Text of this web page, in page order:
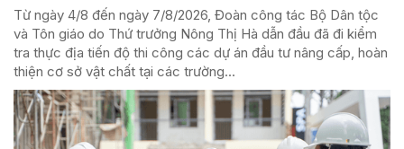
Từ ngày 4/8 đến ngày 7/8/2026, Đoàn công tác Bộ Dân tộc
và Tôn giáo do Thứ trưởng Nông Thị Hà dẫn đầu đã đi kiểm
tra thực địa tiến độ thi công các dự án đầu tư nâng cấp, hoàn
thiện cơ sở vật chất tại các trường...